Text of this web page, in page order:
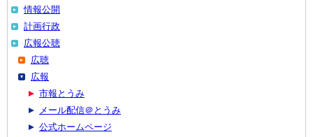
情報公開
計画行政
広報公聴
広聴
広報
市報とうみ
メール配信＠とうみ
公式ホームページ